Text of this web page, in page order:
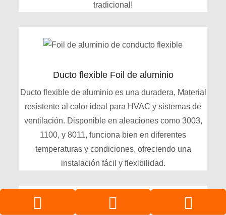
tradicional!
Ducto flexible Foil de aluminio
Ducto flexible de aluminio es una duradera, Material
resistente al calor ideal para HVAC y sistemas de
ventilación. Disponible en aleaciones como 3003,
1100, y 8011, funciona bien en diferentes
temperaturas y condiciones, ofreciendo una
instalación fácil y flexibilidad.